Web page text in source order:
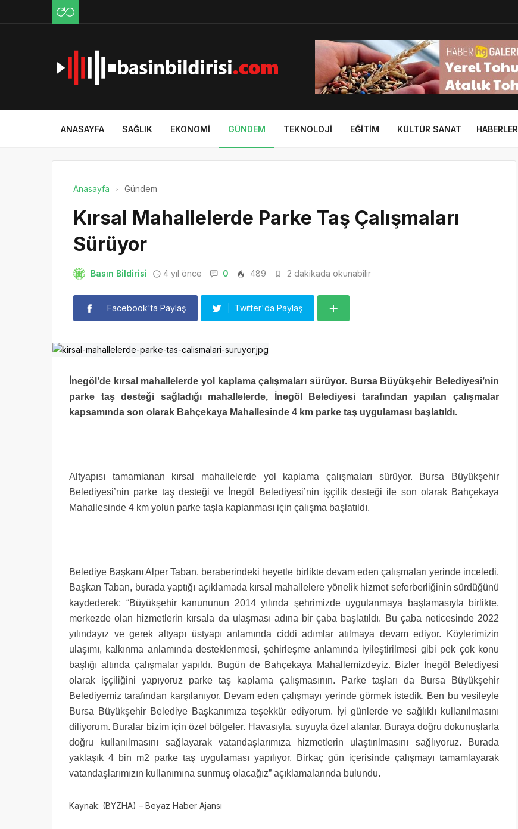
ANASAYFA SAĞLIK EKONOMI GÜNDEM TEKNOLOJI EĞITIM KÜLTÜR SANAT HABERLER
Anasayfa Gündem
Kırsal Mahallelerde Parke Taş Çalışmaları
Sürüyor
Basın Bildirisi 4 yıl önce 0 489 2 dakikada okunabilir
Facebook'ta Paylaş Twitter'da Paylaş
İnegöl’de kırsal mahallelerde yol kaplama çalışmaları sürüyor. Bursa Büyükşehir Belediyesi’nin
parke taş desteği sağladığı mahallelerde, İnegöl Belediyesi tarafından yapılan çalışmalar
kapsamında son olarak Bahçekaya Mahallesinde 4 km parke taş uygulaması başlatıldı.
Altyapısı tamamlanan kırsal mahallelerde yol kaplama çalışmaları sürüyor. Bursa Büyükşehir
Belediyesi’nin parke taş desteği ve İnegöl Belediyesi’nin işçilik desteği ile son olarak Bahçekaya
Mahallesinde 4 km yolun parke taşla kaplanması için çalışma başlatıldı.
Belediye Başkanı Alper Taban, beraberindeki heyetle birlikte devam eden çalışmaları yerinde inceledi.
Başkan Taban, burada yaptığı açıklamada kırsal mahallelere yönelik hizmet seferberliğinin sürdüğünü
kaydederek; “Büyükşehir kanununun 2014 yılında şehrimizde uygulanmaya başlamasıyla birlikte,
merkezde olan hizmetlerin kırsala da ulaşması adına bir çaba başlatıldı. Bu çaba neticesinde 2022
yılındayız ve gerek altyapı üstyapı anlamında ciddi adımlar atılmaya devam ediyor. Köylerimizin
ulaşımı, kalkınma anlamında desteklenmesi, şehirleşme anlamında iyileştirilmesi gibi pek çok konu
başlığı altında çalışmalar yapıldı. Bugün de Bahçekaya Mahallemizdeyiz. Bizler İnegöl Belediyesi
olarak işçiliğini yapıyoruz parke taş kaplama çalışmasının. Parke taşları da Bursa Büyükşehir
Belediyemiz tarafından karşılanıyor. Devam eden çalışmayı yerinde görmek istedik. Ben bu vesileyle
Bursa Büyükşehir Belediye Başkanımıza teşekkür ediyorum. İyi günlerde ve sağlıklı kullanılmasını
diliyorum. Buralar bizim için özel bölgeler. Havasıyla, suyuyla özel alanlar. Buraya doğru dokunuşlarla
doğru kullanılmasını sağlayarak vatandaşlarımıza hizmetlerin ulaştırılmasını sağlıyoruz. Burada
yaklaşık 4 bin m2 parke taş uygulaması yapılıyor. Birkaç gün içerisinde çalışmayı tamamlayarak
vatandaşlarımızın kullanımına sunmuş olacağız” açıklamalarında bulundu.
Kaynak: (BYZHA) – Beyaz Haber Ajansı